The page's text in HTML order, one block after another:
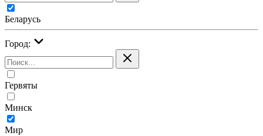
Беларусь
Город:
Гервяты
Минск
Мир